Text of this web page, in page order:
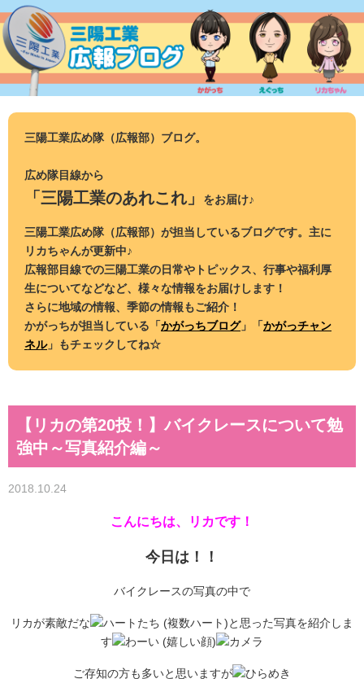
ン
テ
ツ
三陽工業広め隊（広報部）ブログ。
広め隊目線から
「三陽工業のあれこれ」 をお届け♪
三陽工業広め隊（広報部）が担当しているブログです。主に
リカちゃんが更新中♪
広報部目線での三陽工業の日常やトピックス、行事や福利厚
生についてなどなど、様々な情報をお届けします！
さらに地域の情報、季節の情報もご紹介！
かがっちが担当している「かがっちブログ」「かがっチャン
ネル」もチェックしてね☆
【リカの第20投！】バイクレースについて勉
強中～写真紹介編～
2018.10.24
こんにちは、リカです！
今日は！！
バイクレースの写真の中で
リカが素敵だな
と思った写真を紹介しま
す
ご存知の方も多いと思いますが